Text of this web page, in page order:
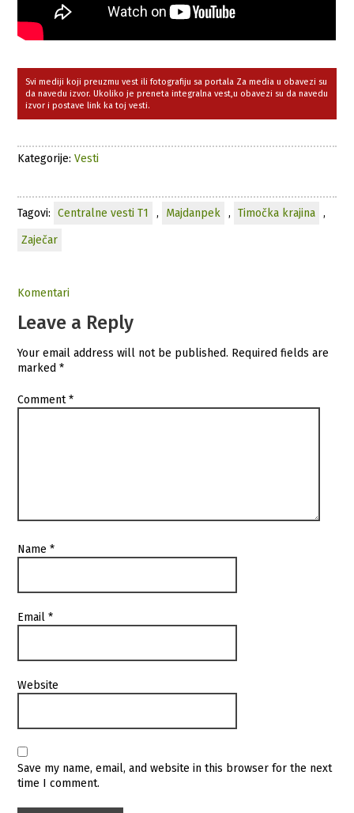
Svi mediji koji preuzmu vest ili fotografiju sa portala Za media u obavezi su
da navedu izvor. Ukoliko je preneta integralna vest,u obavezi su da navedu
izvor i postave link ka toj vesti.
Kategorije:Vesti
Tagovi: Centralne vesti T1 , Majdanpek , Timočka krajina
,
Zaječar
Komentari
Leave a Reply
Your email address will not be published. Required fields are
marked*
Comment*
Name*
Email*
Website
Save my name, email, and website in this browser for the next
time I comment.